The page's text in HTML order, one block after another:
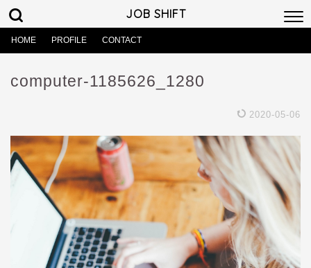
JOB SHIFT
HOME PROFILE CONTACT
computer-1185626_1280
2020-05-06